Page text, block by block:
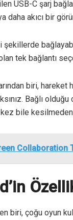
USB-C şarj
akıcı bir
şekillerde
tek bağlantı
biri,
Bağlı
bile
Collaboration
biri, çoğu oyun